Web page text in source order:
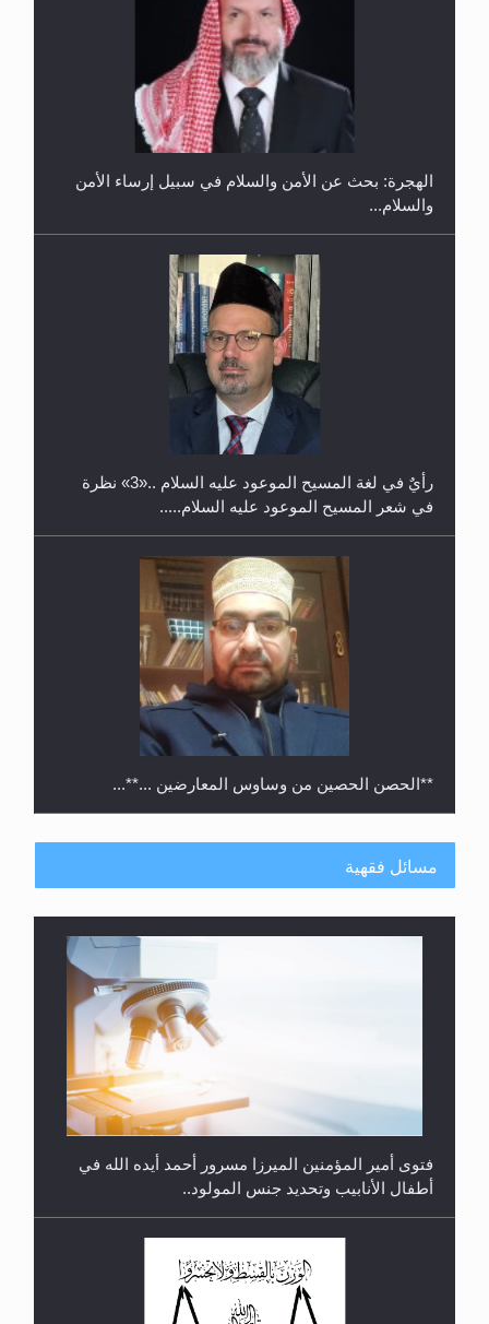
إتمام حفظ القرآن الكريم لثلاثة طلاب من مدرسة الحفظ
حفل توزيع الشهادات في الجامعة الأحمدية بنيجيريا لعام
الهجرة: بحث عن الأمن والسلام في سبيل إرساء الأمن
والسلام...
رأيٌ في لغة المسيح الموعود عليه السلام ..«3» نظرة
في شعر المسيح الموعود عليه السلام.....
**الحصن الحصين من وساوس المعارضين ...**...
مسائل فقهية
فتوى أمير المؤمنين الميرزا مسرور أحمد أيده الله في
أطفال الأنابيب وتحديد جنس المولود..